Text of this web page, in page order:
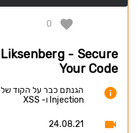
0
- Secure
Your Code
Injection ו- XSS
24.08.21